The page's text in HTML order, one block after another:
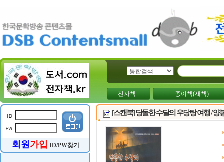
전자책 종이책(새책)
회원가입 ID/PW찾기
[스캔북] 당돌한 수달의 우당탕 여행 / 양